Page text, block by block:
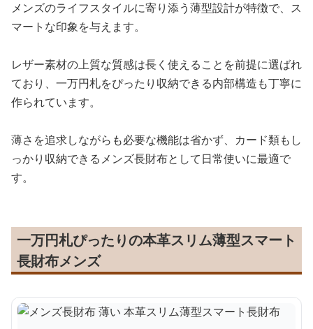
メンズのライフスタイルに寄り添う薄型設計が特徴で、ス
マートな印象を与えます。
レザー素材の上質な質感は長く使えることを前提に選ばれ
ており、一万円札をぴったり収納できる内部構造も丁寧に
作られています。
薄さを追求しながらも必要な機能は省かず、カード類もし
っかり収納できるメンズ長財布として日常使いに最適で
す。
一万円札ぴったりの本革スリム薄型スマート
長財布メンズ